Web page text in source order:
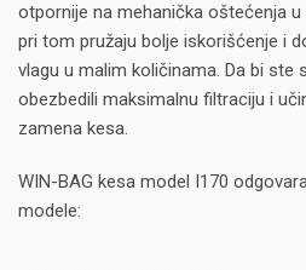
otpornije na mehanička oštećenja
pri tom pružaju bolje iskorišćenje i
vlagu u malim količinama. Da bi ste
obezbedili maksimalnu filtraciju i
zamena kesa.
WIN-BAG kesa model I170
modele: